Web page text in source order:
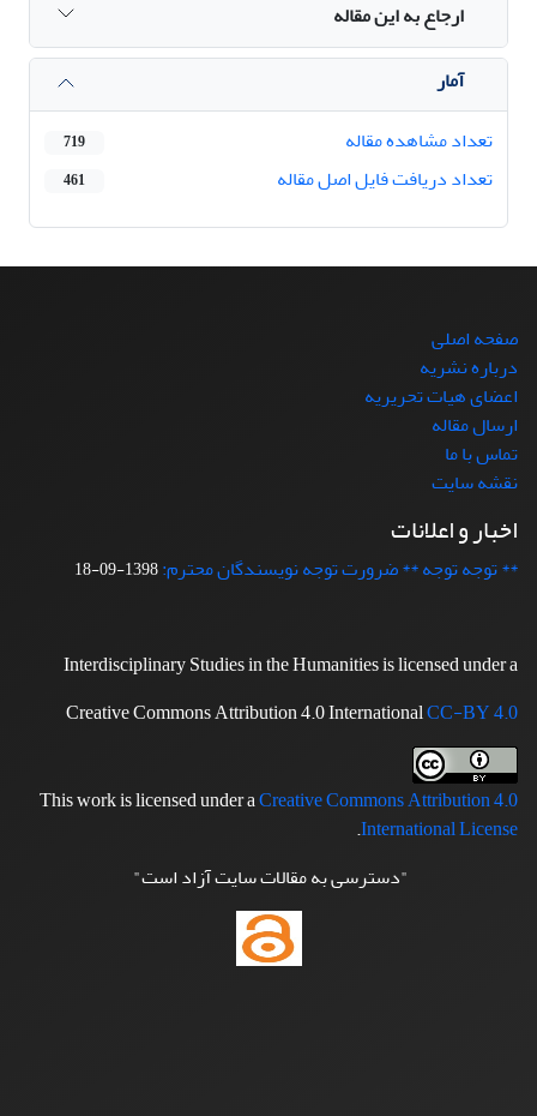
ارجاع به این مقاله
آمار
تعداد مشاهده مقاله
719
تعداد دریافت فایل اصل مقاله 461
صفحه اصلی
درباره نشریه
اعضای هیات تحریریه
ارسال مقاله
تماس با ما
نقشه سایت
اخبار و اعلانات
** توجه توجه ** ضرورت توجه نویسندگان محترم:1398-09-18
Interdisciplinary Studies in the Humanities is licensed under a
Creative Commons Attribution 4.0 InternationalCC-BY 4.0
This work is licensed under aCreative Commons Attribution 4.0
International License
.
"دسترسی به مقالات سایت آزاد است"